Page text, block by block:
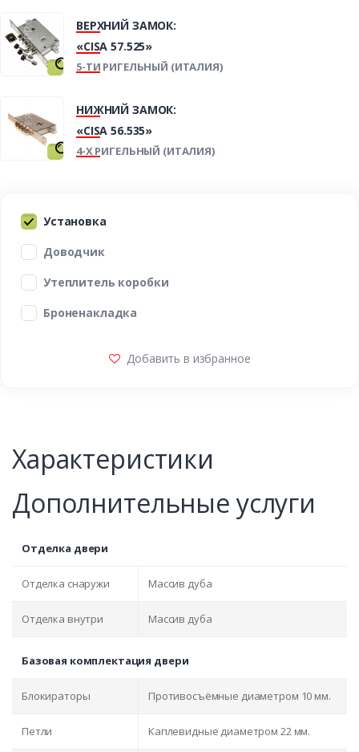
ВЕРХНИЙ ЗАМОК:
«CISA 57.525»
5-ТИ РИГЕЛЬНЫЙ (ИТАЛИЯ)
НИЖНИЙ ЗАМОК:
«CISA 56.535»
4-Х РИГЕЛЬНЫЙ (ИТАЛИЯ)
Установка
Доводчик
Утеплитель коробки
Броненакладка
Добавить в избранное
Характеристики
Дополнительные услуги
Отделка двери
Отделка снаружи Массив дуба
Отделка внутри Массив дуба
Базовая комплектация двери
Блокираторы Противосъёмные диаметром 10 мм.
Петли Каплевидные диаметром 22 мм.